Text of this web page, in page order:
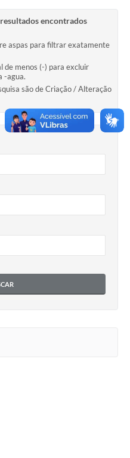
encontrados
aspas para filtrar exatamente
de menos (-) para excluir
-agua.
são de Criação / Alteração